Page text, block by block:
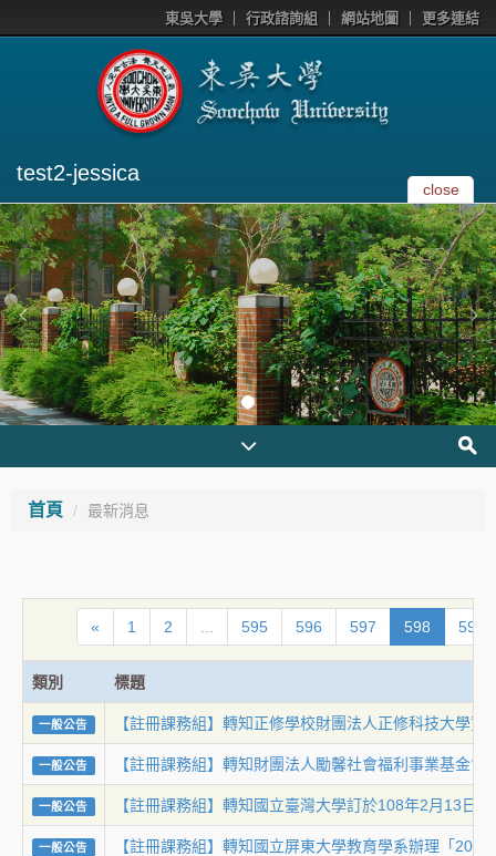
東吳大學 行政諮詢組 網站地圖 更多連結
test2-jessica
close
首頁 最新消息
« 1 2 595 596 597 598 599
類別 標題
一般公告 【註冊課務組】轉知正修學校財團法人正修科技大學
一般公告 【註冊課務組】轉知財團法人勵馨社會福利事業基金
一般公告 【註冊課務組】轉知國立臺灣大學訂於108年2月13日
一般公告 【註冊課務組】轉知國立屏東大學教育學系辦理「